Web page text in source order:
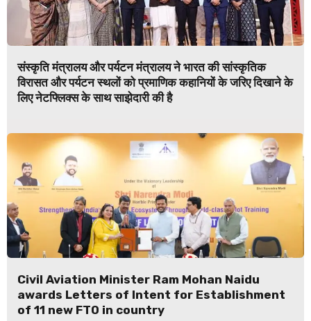
संस्कृति मंत्रालय और पर्यटन मंत्रालय ने भारत की सांस्कृतिक
विरासत और पर्यटन स्थलों को प्रमाणिक कहानियों के जरिए दिखाने के
लिए नेटफ्लिक्स के साथ साझेदारी की है
Civil Aviation Minister Ram Mohan Naidu
awards Letters of Intent for Establishment
of 11 new FTO in country